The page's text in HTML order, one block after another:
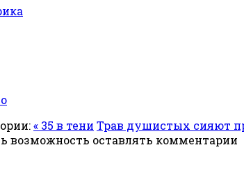
« 35 в тени Трав душистых сияют
возможность оставлять комментарии